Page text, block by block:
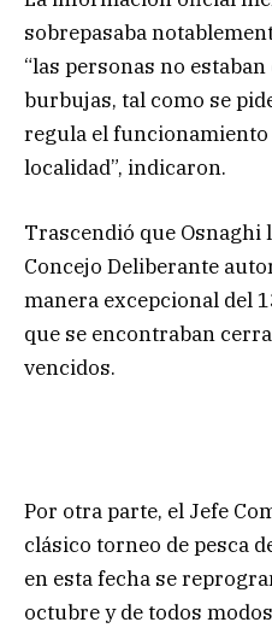
sobrepasaba
“las personas no
burbujas, tal como se
regula el funcionamiento
localidad”, indicaron.
Trascendió que Osnaghi
Concejo Deliberante
manera excepcional del
que se encontraban
vencidos.
Por otra parte, el Jefe
clásico torneo de pesca
en esta fecha se
octubre y de todos